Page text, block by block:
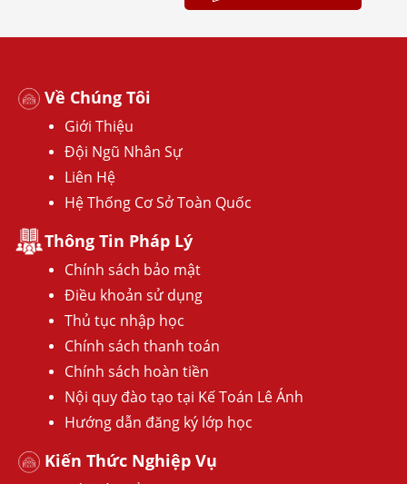
Về Chúng Tôi
Giới Thiệu
Đội Ngũ Nhân Sự
Liên Hệ
Hệ Thống Cơ Sở Toàn Quốc
Thông Tin Pháp Lý
Chính sách bảo mật
Điều khoản sử dụng
Thủ tục nhập học
Chính sách thanh toán
Chính sách hoàn tiền
Nội quy đào tạo tại Kế Toán Lê Ánh
Hướng dẫn đăng ký lớp học
Kiến Thức Nghiệp Vụ